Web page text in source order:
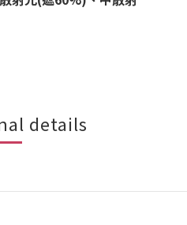
details